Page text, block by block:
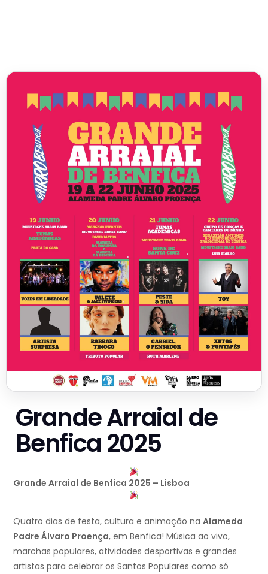
Grande Arraial de
Benfica 2025
Grande Arraial de Benfica 2025 – Lisboa
Quatro dias de festa, cultura e animação na Alameda
Padre Álvaro Proença, em Benfica! Música ao vivo,
marchas populares, atividades desportivas e grandes
artistas para celebrar os Santos Populares como só